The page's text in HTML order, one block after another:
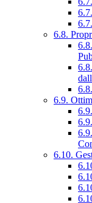
6.8.
6.9.
6.10.